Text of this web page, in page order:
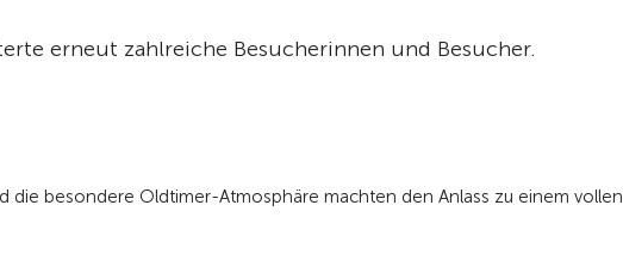
erneut zahlreiche Besucherinnen und Besucher.
die besondere Oldtimer-Atmosphäre machten den Anlass zu einem vollen